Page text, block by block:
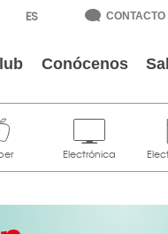
CONTACTO
Conócenos